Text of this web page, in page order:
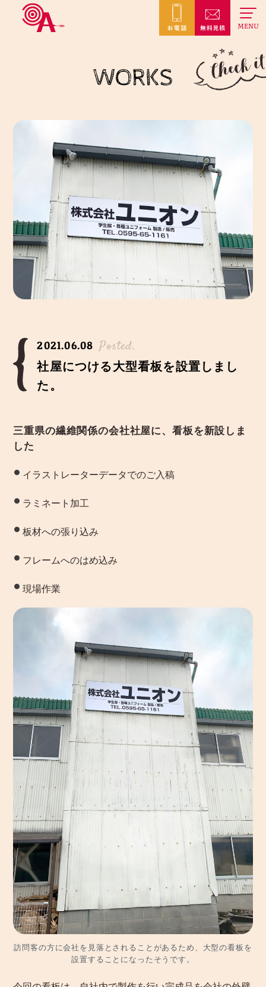
MENU
WORKS
2021.06.08 Posted.
社屋につける大型看板を設置しまし
た。
三重県の繊維関係の会社社屋に、看板を新設しま
した
イラストレーターデータでのご入稿
ラミネート加工
板材への張り込み
フレームへのはめ込み
現場作業
訪問客の方に会社を見落とされることがあるため、大型の看板を
設置することになったそうです。